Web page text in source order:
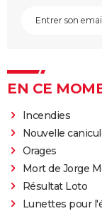
EN CE
Incendies
Nouvelle
Orages
Mort de Jorge
Résultat Loto
Lunettes pour